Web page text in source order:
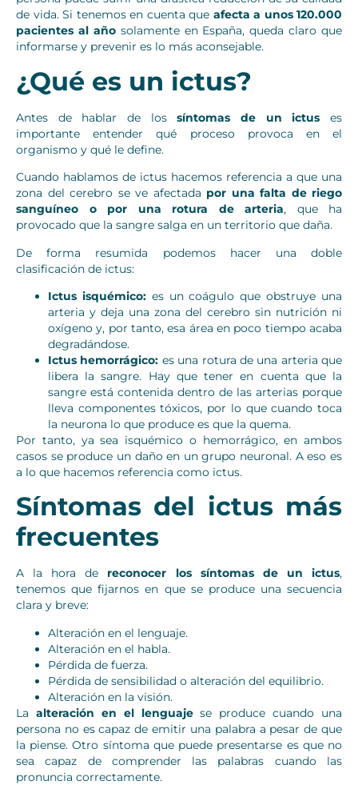
de vida. Si tenemos en cuenta que afecta a unos 120.000
pacientes al añosolamente en España, queda claro que
informarse y prevenir es lo más aconsejable.
¿Qué es un ictus?
Antes de hablar de lossíntomas de un ictus es
importante entender qué proceso provoca en el
organismo y qué le define.
Cuando hablamos de ictus hacemos referencia a que una
zona del cerebro se ve afectada por una falta de riego
sanguíneo o por una rotura de arteria, que ha
provocado que la sangre salga en un territorio que daña.
De forma resumida podemos hacer una doble
clasificación de ictus:
Ictus isquémico:es un coágulo que obstruye una
arteria y deja una zona del cerebro sin nutrición ni
oxígeno y, por tanto, esa área en poco tiempo acaba
degradándose.
Ictus hemorrágico: es una rotura de una arteria que
libera la sangre. Hay que tener en cuenta que la
sangre está contenida dentro de las arterias porque
lleva componentes tóxicos, por lo que cuando toca
la neurona lo que produce es que la quema.
Por tanto, ya sea isquémico o hemorrágico, en ambos
casos se produce un daño en un grupo neuronal. A eso es
a lo que hacemos referencia como ictus.
Síntomas del ictus más
frecuentes
A la hora de reconocer los síntomas de un ictus,
tenemos que fijarnos en que se produce una secuencia
clara y breve:
Alteración en el lenguaje.
Alteración en el habla.
Pérdida de fuerza.
Pérdida de sensibilidad o alteración del equilibrio.
Alteración en la visión.
La alteración en el lenguajese produce cuando una
persona no es capaz de emitir una palabra a pesar de que
la piense. Otro síntoma que puede presentarse es que no
sea capaz de comprender las palabras cuando las
pronuncia correctamente.